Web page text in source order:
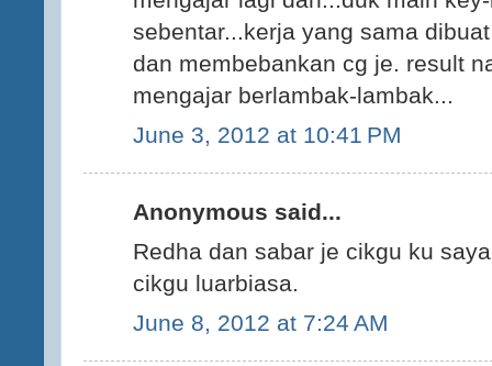
sebentar...kerja yang sama
dan membebankan cg je. result
mengajar berlambak-lambak...
June 3, 2012 at 10:41 PM
Anonymous said...
Redha dan sabar je cikgu ku
cikgu luarbiasa.
June 8, 2012 at 7:24 AM